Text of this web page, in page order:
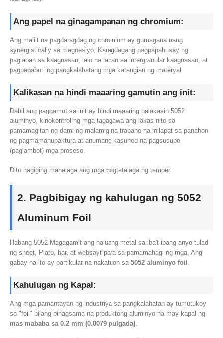
Ang papel na ginagampanan ng chromium:
Ang maliit na pagdaragdag ng chromium ay gumagana nang
synergistically sa magnesiyo, Karagdagang pagpapahusay ng
paglaban sa kaagnasan, lalo na laban sa intergranular kaagnasan, at
pagpapabuti ng pangkalahatang mga katangian ng materyal.
Kalikasan na hindi maaaring gamutin ang init:
Dahil ang paggamot sa init ay hindi maaaring palakasin 5052
aluminyo, kinokontrol ng mga tagagawa ang lakas nito sa
pamamagitan ng dami ng malamig na trabaho na inilapat sa panahon
ng pagmamanupaktura at anumang kasunod na pagsusubo
(paglambot) mga proseso.
Dito nagiging mahalaga ang mga pagtatalaga ng temper.
2. Pagbibigay ng kahulugan ng 5052
Aluminum Foil
Habang 5052 Magagamit ang haluang metal sa iba't ibang anyo tulad
ng sheet, Plato, bar, at websayt para sa pamamahagi ng mga, Ang
gabay na ito ay partikular na nakatuon sa 5052 aluminyo foil
Kahulugan ng Kapal:
Ang mga pamantayan ng industriya sa pangkalahatan ay tumutukoy
sa "foil" bilang pinagsama na produktong aluminyo na may kapal ng
mas mababa sa 0.2 mm (0.0079 pulgada).